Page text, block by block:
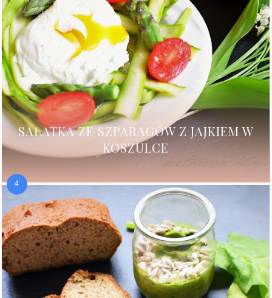
SAŁATKA ZE SZPARAGÓW Z JAJKIEM W
KOSZULCE